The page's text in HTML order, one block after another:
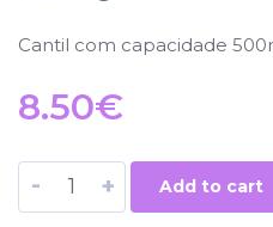
Cantil com capacidade
8.50€
- + Add to cart